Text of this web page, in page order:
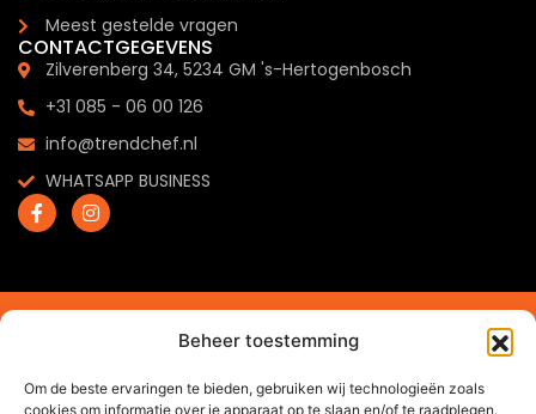
Beheer toestemming
Om de beste ervaringen te bieden, gebruiken wij technologieën zoals
cookies om informatie over je apparaat op te slaan en/of te raadplegen.
Meest gestelde vragen
CONTACTGEGEVENS
Zilverenberg 34, 5234 GM 's-Hertogenbosch
+31 085 - 06 00 126
info@trendchef.nl
WHATSAPP BUSINESS
Website gemaakt doorArkdesign.nl